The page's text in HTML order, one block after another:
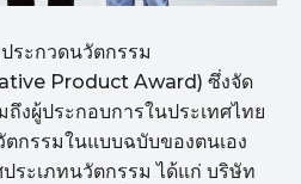
ระกวดนวัตกรรม
Product Award) ซึ่งจัด
งผู้ประกอบการในประเทศไทย
กรรมในแบบฉบับของตนเอง
ระเภทนวัตกรรม ได้แก่ บริษัท